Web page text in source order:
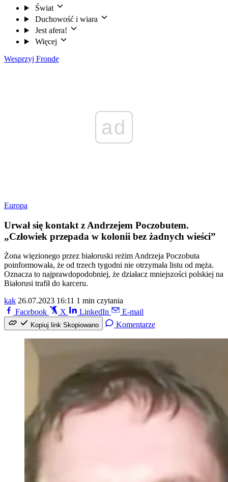
Świat
Duchowość i wiara
Jest afera!
Więcej
Wesprzyj Frondę
ad
Europa
Urwał się kontakt z Andrzejem Poczobutem.
„Człowiek przepada w kolonii bez żadnych wieści”
Żona więzionego przez białoruski reżim Andrzeja Poczobuta
poinformowała, że od trzech tygodni nie otrzymała listu od męża.
Oznacza to najprawdopodobniej, że działacz mniejszości polskiej na
Białorusi trafił do karceru.
kak 26.07.2023 16:11 1 min czytania
Facebook
X LinkedIn E-mail
Kopiuj link Skopiowano Komentarze